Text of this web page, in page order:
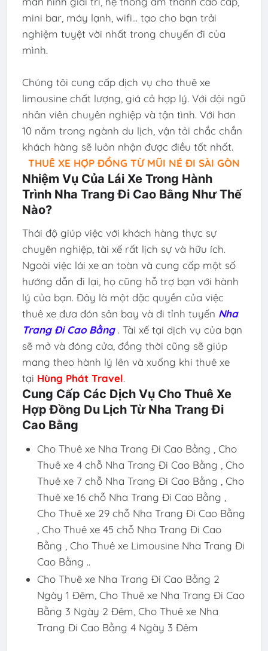
mini bar, máy lạnh, wifi... tạo cho bạn trải
nghiệm tuyệt vời nhất trong chuyến đi của
mình.
Chúng tôi cung cấp dịch vụ cho thuê xe
limousine chất lượng, giá cả hợp lý. Với đội ngũ
nhân viên chuyên nghiệp và tận tình. Với hơn
10 năm trong ngành du lịch, vận tải chắc chắn
khách hàng sẽ luôn nhận được điều tốt nhất.
THUÊ XE HỢP ĐỒNG TỪ MŨI NÉ ĐI SÀI GÒN
Nhiệm Vụ Của Lái Xe Trong Hành
Trình Nha Trang Đi Cao Bằng Như Thế
Nào?
Thái độ giúp việc với khách hàng thực sự
chuyên nghiệp, tài xế rất lịch sự và hữu ích.
Ngoài việc lái xe an toàn và cung cấp một số
hướng dẫn đi lại, họ cũng hỗ trợ bạn với hành
lý của bạn. Đây là một đặc quyền của việc
thuê xe đưa đón sân bay và đi tỉnh tuyến Nha
Trang Đi Cao Bằng . Tài xế tại dịch vụ của bạn
sẽ mở và đóng cửa, đồng thời cũng sẽ giúp
mang theo hành lý lên và xuống khi thuê xe
tại Hùng Phát Travel.
Cung Cấp Các Dịch Vụ Cho Thuê Xe
Hợp Đồng Du Lịch Từ Nha Trang Đi
Cao Bằng
Cho Thuê xe Nha Trang Đi Cao Bằng , Cho
Thuê xe 4 chỗ Nha Trang Đi Cao Bằng , Cho
Thuê xe 7 chỗ Nha Trang Đi Cao Bằng , Cho
Thuê xe 16 chỗ Nha Trang Đi Cao Bằng ,
Cho Thuê xe 29 chỗ Nha Trang Đi Cao Bằng
, Cho Thuê xe 45 chỗ Nha Trang Đi Cao
Bằng , Cho Thuê xe Limousine Nha Trang Đi
Cao Bằng ..
Cho Thuê xe Nha Trang Đi Cao Bằng 2
Ngày 1 Đêm, Cho Thuê xe Nha Trang Đi Cao
Bằng 3 Ngày 2 Đêm, Cho Thuê xe Nha
Trang Đi Cao Bằng 4 Ngày 3 Đêm